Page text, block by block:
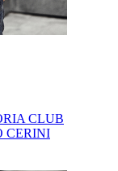
CLUB
CERINI